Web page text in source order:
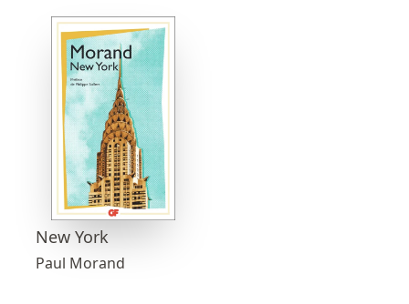
New York
Paul Morand
Prix littéraires